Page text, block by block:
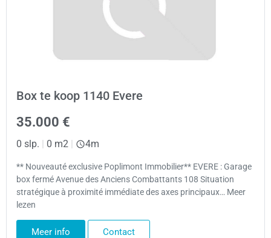
Box te koop 1140 Evere
35.000 €
0 slp. | 0 m2 | 4m
** Nouveauté exclusive Poplimont Immobilier** EVERE : Garage
box fermé Avenue des Anciens Combattants 108 Situation
stratégique à proximité immédiate des axes principaux… Meer
lezen
Meer info Contact